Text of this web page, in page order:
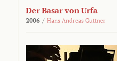
Der Basar von Urfa
2006 / Hans Andreas Guttner